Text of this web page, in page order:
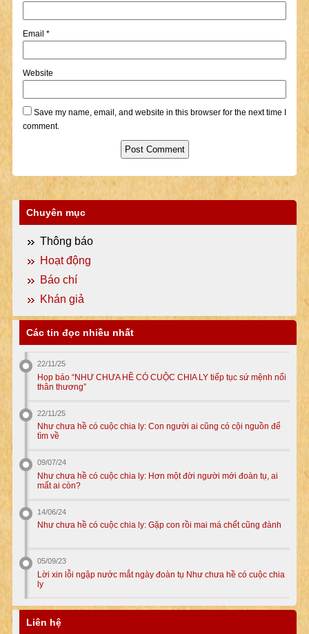
Email *
Website
Save my name, email, and website in this browser for the next time I
comment.
Chuyên mục
Thông báo
Hoạt động
Báo chí
Khán giả
Các tin đọc nhiều nhất
22/11/25
Họp báo “NHƯ CHƯA HỀ CÓ CUỘC CHIA LY tiếp tục sứ mệnh nối
thân thương”
22/11/25
Như chưa hề có cuộc chia ly: Con người ai cũng có cội nguồn để
tìm về
09/07/24
Như chưa hề có cuộc chia ly: Hơn một đời người mới đoàn tụ, ai
mất ai còn?
14/06/24
Như chưa hề có cuộc chia ly: Gặp con rồi mai má chết cũng đành
05/09/23
Lời xin lỗi ngập nước mắt ngày đoàn tụ Như chưa hề có cuộc chia
ly
Liên hệ